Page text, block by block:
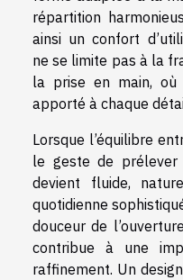
répartition
ainsi un confort
ne se limite pas à la
la prise en main, où
apporté à chaque
Lorsque l’équilibre
le geste de
devient fluide,
quotidienne
douceur de
contribue à une
raffinement. Un